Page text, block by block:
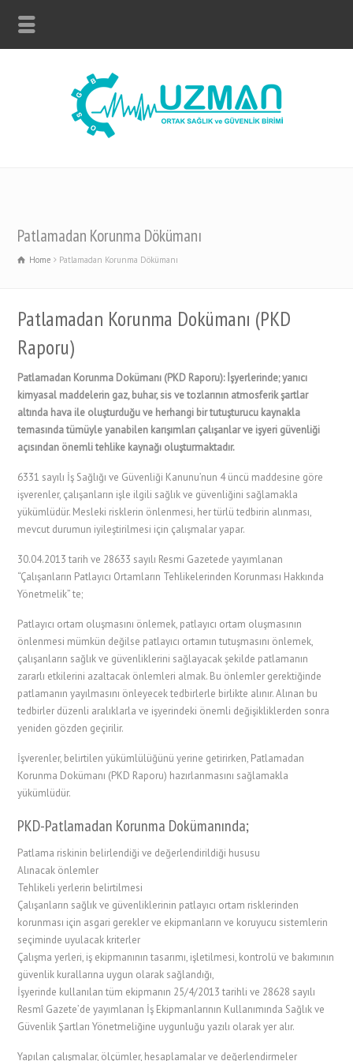
Patlamadan Korunma Dökümanı
Home Patlamadan Korunma Dökümanı
Patlamadan Korunma Dokümanı (PKD
Raporu)
Patlamadan Korunma Dokümanı (PKD Raporu): İşyerlerinde; yanıcı
kimyasal maddelerin gaz, buhar, sis ve tozlarının atmosferik şartlar
altında hava ile oluşturduğu ve herhangi bir tutuşturucu kaynakla
temasında tümüyle yanabilen karışımları çalışanlar ve işyeri güvenliği
açısından önemli tehlike kaynağı oluşturmaktadır.
6331 sayılı İş Sağlığı ve Güvenliği Kanunu’nun 4 üncü maddesine göre
işverenler, çalışanların işle ilgili sağlık ve güvenliğini sağlamakla
yükümlüdür. Mesleki risklerin önlenmesi, her türlü tedbirin alınması,
mevcut durumun iyileştirilmesi için çalışmalar yapar.
30.04.2013 tarih ve 28633 sayılı Resmi Gazetede yayımlanan
“Çalışanların Patlayıcı Ortamların Tehlikelerinden Korunması Hakkında
Yönetmelik” te;
Patlayıcı ortam oluşmasını önlemek, patlayıcı ortam oluşmasının
önlenmesi mümkün değilse patlayıcı ortamın tutuşmasını önlemek,
çalışanların sağlık ve güvenliklerini sağlayacak şekilde patlamanın
zararlı etkilerini azaltacak önlemleri almak. Bu önlemler gerektiğinde
patlamanın yayılmasını önleyecek tedbirlerle birlikte alınır. Alınan bu
tedbirler düzenli aralıklarla ve işyerindeki önemli değişikliklerden sonra
yeniden gözden geçirilir.
İşverenler, belirtilen yükümlülüğünü yerine getirirken, Patlamadan
Korunma Dokümanı (PKD Raporu) hazırlanmasını sağlamakla
yükümlüdür.
PKD-Patlamadan Korunma Dokümanında;
Patlama riskinin belirlendiği ve değerlendirildiği hususu
Alınacak önlemler
Tehlikeli yerlerin belirtilmesi
Çalışanların sağlık ve güvenliklerinin patlayıcı ortam risklerinden
korunması için asgari gerekler ve ekipmanların ve koruyucu sistemlerin
seçiminde uyulacak kriterler
Çalışma yerleri, iş ekipmanının tasarımı, işletilmesi, kontrolü ve bakımının
güvenlik kurallarına uygun olarak sağlandığı,
İşyerinde kullanılan tüm ekipmanın 25/4/2013 tarihli ve 28628 sayılı
Resmî Gazete’de yayımlanan İş Ekipmanlarının Kullanımında Sağlık ve
Güvenlik Şartları Yönetmeliğine uygunluğu yazılı olarak yer alır.
Yapılan çalışmalar, ölçümler, hesaplamalar ve değerlendirmeler